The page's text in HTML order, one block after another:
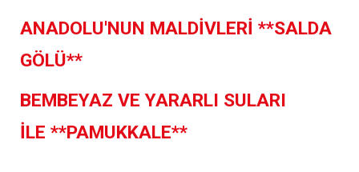
ANADOLU'NUN MALDİVLERİ **SALDA
GÖLÜ**
BEMBEYAZ VE YARARLI SULARI
İLE **PAMUKKALE**